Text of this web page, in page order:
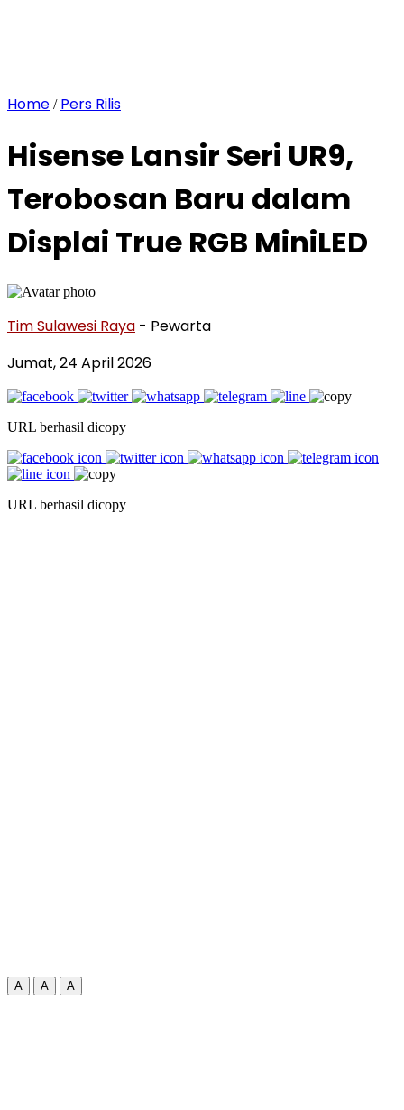
Home / Pers Rilis
Hisense Lansir Seri UR9,
Terobosan Baru dalam
Displai True RGB MiniLED
Tim Sulawesi Raya - Pewarta
Jumat, 24 April 2026
URL berhasil dicopy
URL berhasil dicopy
A A A